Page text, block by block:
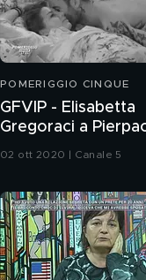
POMERIGGIO CINQUE
GFVIP - Elisabetta
Gregoraci a
Petrelli: ''Non siamo
02 ott 2020 | Canale 5